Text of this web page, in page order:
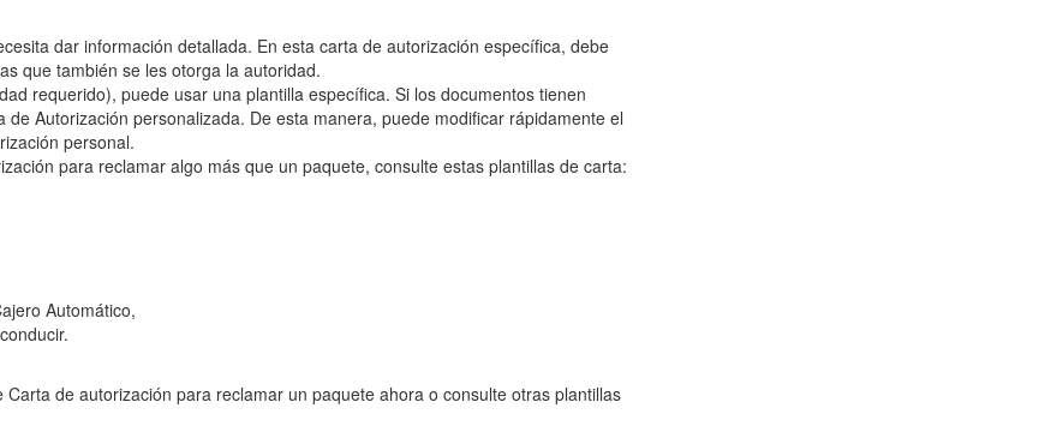
dar información detallada. En esta carta de autorización específica, debe
que también se les otorga la autoridad.
requerido), puede usar una plantilla específica. Si los documentos tienen
Autorización personalizada. De esta manera, puede modificar rápidamente el
personal.
para reclamar algo más que un paquete, consulte estas plantillas de carta:
Automático,
de autorización para reclamar un paquete ahora o consulte otras plantillas